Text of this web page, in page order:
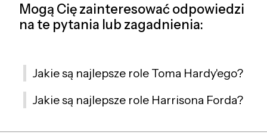
Mogą Cię zainteresować odpowiedzi
na te pytania lub zagadnienia:
Jakie są najlepsze role Toma Hardy'ego?
Jakie są najlepsze role Harrisona Forda?